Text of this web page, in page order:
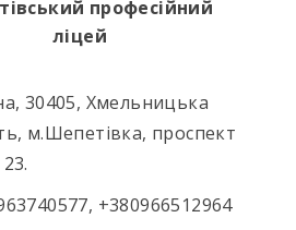
професійний
ліцей
30405, Хмельницька
м.Шепетівка, проспект
+380966512964